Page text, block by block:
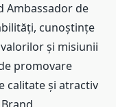
Ambassador de
cunoștințe
și misiunii
promovare
calitate și atractiv